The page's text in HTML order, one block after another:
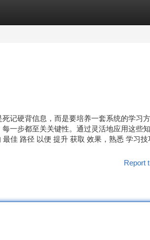
记硬背信息，而是要培养一套系统的学习
一步都至关关键性。通过灵活地应用这些
佳 路径 以便 提升 获取 效果，熟悉 学习技
Report